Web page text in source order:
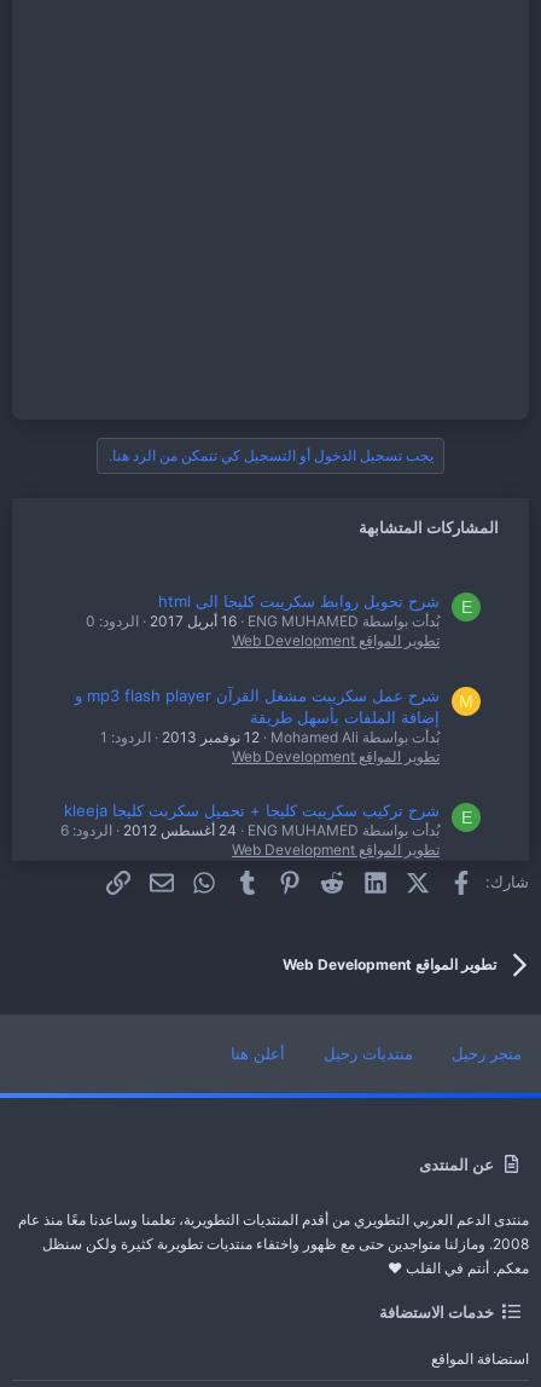
يجب تسجيل الدخول أو التسجيل كي تتمكن من الرد هنا.
المشاركات المتشابهة
E شرح تحويل روابط سكريبت كليجا الى html
بُدأت بواسطة ENG MUHAMED 16 أبريل 2017
الردود: 0
تطوير المواقع Web Development
M
شرح عمل سكريبت مشغل القرآن mp3 flash player و
إضافة الملفات بأسهل طريقة
بُدأت بواسطة Mohamed Ali 12 نوفمبر 2013
الردود: 1
تطوير المواقع Web Development
E شرح تركيب سكريبت كليجا + تحميل سكربت كليجا kleeja
بُدأت بواسطة ENG MUHAMED 24 أغسطس 2012
الردود: 6
تطوير المواقع Web Development
تطوير المواقع Web Development
شارك: فيسبوكX (Twitter)
LinkedIn
Reddit
Pinterest
Tumblr
WhatsAppالبريد الإلكتروني
الرابط
تطوير المواقع Web Development
عن المنتدى
منتدى الدعم العربي التطويري من أقدم المنتديات التطويرية، تعلمنا وساعدنا معًا منذ عام
2008. ومازلنا متواجدين حتى مع ظهور واختفاء منتديات تطويرىة كثيرة ولكن سنظل
معكم. أنتم في القلب ❤️
خدمات الاستضافة
استضافة المواقع
متجر رحيل منتديات رحيل أعلن هنا